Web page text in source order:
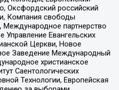
Оксфордский российский
Компания свободы
партнерство
Управление Евангельских
Церкви, Новое
Заведение Международный
христианское
Саентологических
Технологии, Европейская